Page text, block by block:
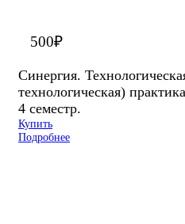
500₽
Синергия.
технологическая)
4 семестр.
Купить
Подробнее